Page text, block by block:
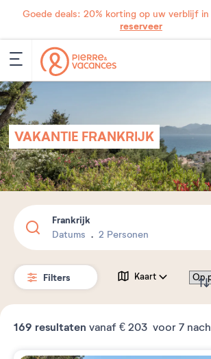
Goede deals: 20% korting op uw verblijf in
reserveer
VAKANTIE FRANKRIJK
Frankrijk
Datums 2 Personen
Filters Kaart
169 resultaten vanaf € 203 voor 7